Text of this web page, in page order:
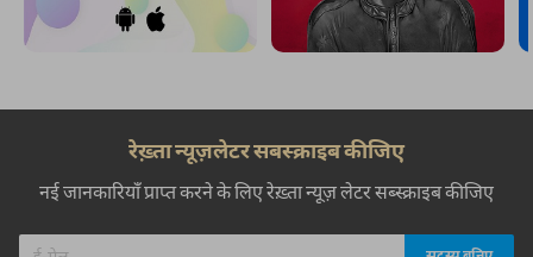
रेख़्ता न्यूज़लेटर सबस्क्राइब कीजिए
नई जानकारियाँ प्राप्त करने के लिए रेख़्ता न्यूज़ लेटर सब्स्क्राइब कीजिए